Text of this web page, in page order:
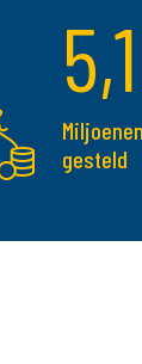
5,1
gesteld